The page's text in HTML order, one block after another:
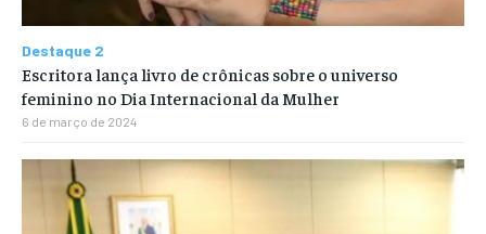
Destaque 2
Escritora lança livro de crônicas sobre o universo
feminino no Dia Internacional da Mulher
6 de março de 2024